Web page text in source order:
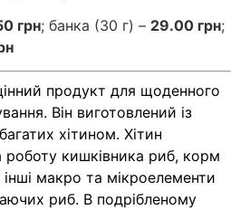
грн; банка (30 г) – 29.00 грн;
продукт для щоденного
Він виготовлений із
хітином. Хітин
роботу кишківника риб, корм
макро та мікроелементи
риб. В подрібленому